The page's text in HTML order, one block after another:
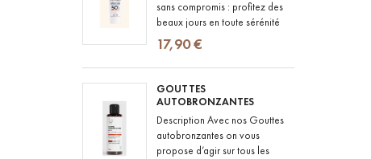
sans compromis : profitez des
beaux jours en toute sérénité
avec notre crème solaire SPF
50+ au fini totalement...
17,90 €
GOUTTES
AUTOBRONZANTES
Description Avec nos Gouttes
autobronzantes on vous
propose d’agir sur tous les